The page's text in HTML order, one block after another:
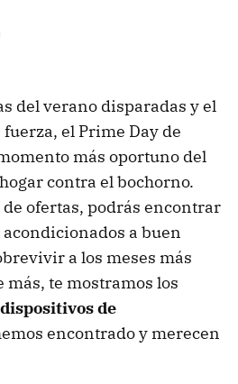
del verano disparadas y el
el Prime Day de
más oportuno del
contra el bochorno.
ofertas, podrás encontrar
a buen
a los meses más
más, te mostramos los
de
encontrado y merecen